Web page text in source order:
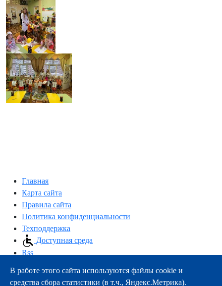
Главная
Карта сайта
Правила сайта
Политика конфиденциальности
Техподдержка
Доступная среда
Rss
163000, г.Архангельск, пр-т Троицкий, 51
В работе этого сайта используются файлы cookie и
средства сбора статистики (в т.ч., Яндекс.Метрика).